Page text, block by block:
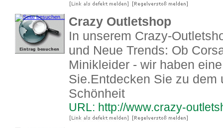
Crazy Outletshop
In unserem Crazy-
und Neue Trends: Ob
Minikleider - wir haben
Sie.Entdecken Sie zu dem
Schönheit
URL: http://www.crazy-